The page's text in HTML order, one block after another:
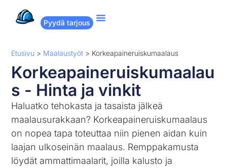
Pyydä tarjous
Etusivu > Maalaustyöt > Korkeapaineruiskumaalaus
Korkeapaineruiskumaalau
s - Hinta ja vinkit
Haluatko tehokasta ja tasaista jälkeä
maalausurakkaan? Korkeapaineruiskumaalaus
on nopea tapa toteuttaa niin pienen aidan kuin
laajan ulkoseinän maalaus. Remppakamusta
löydät ammattimaalarit, joilla kalusto ja